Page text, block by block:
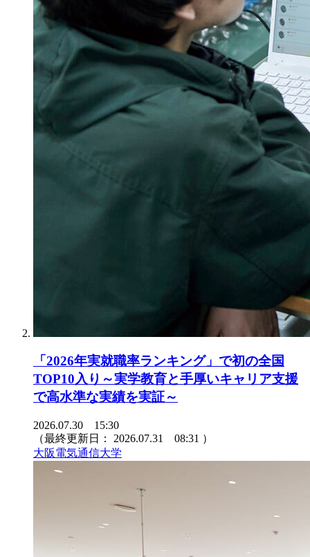
「2026年実就職率ランキング」で初の全国
TOP10入り～実学教育と手厚いキャリア支援
で高水準な実績を実証～
2026.07.30 15:30
（最終更新日： 2026.07.31 08:31 ）
大阪電気通信大学